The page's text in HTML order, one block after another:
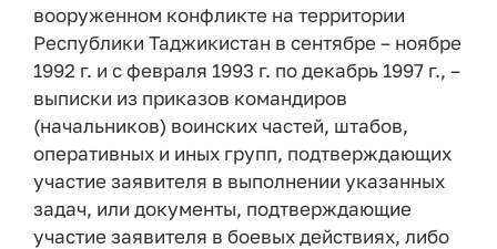
вооруженном конфликте на территории
Республики Таджикистан в сентябре – ноябре
1992 г. и с февраля 1993 г. по декабрь 1997 г., –
выписки из приказов командиров
(начальников) воинских частей, штабов,
оперативных и иных групп, подтверждающих
участие заявителя в выполнении указанных
задач, или документы, подтверждающие
участие заявителя в боевых действиях, либо